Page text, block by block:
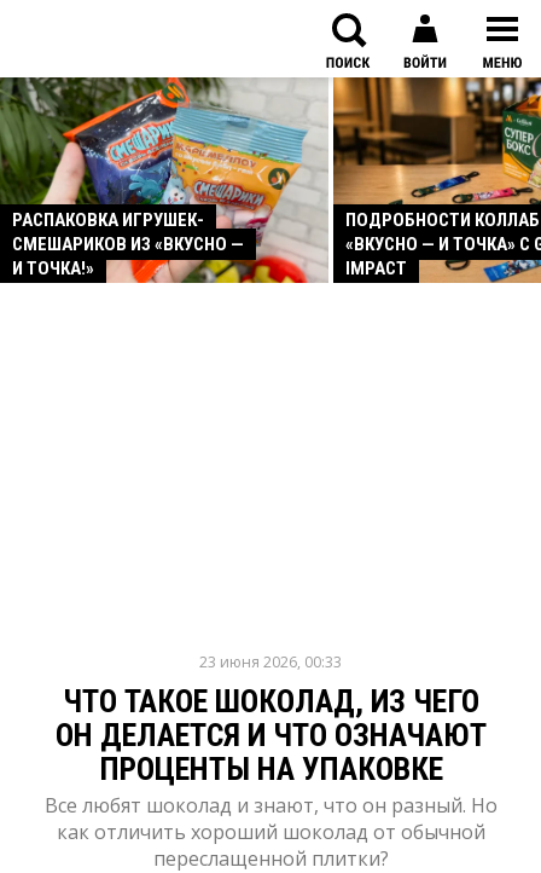
РАСПАКОВКА ИГРУШЕК-
СМЕШАРИКОВ ИЗ «ВКУСНО —
И ТОЧКА!»
ПОДРОБНОСТИ
«ВКУСНО — И ТОЧКА» С
IMPACT
23 июня 2026, 00:33
ЧТО ТАКОЕ ШОКОЛАД, ИЗ ЧЕГО
ОН ДЕЛАЕТСЯ И ЧТО ОЗНАЧАЮТ
ПРОЦЕНТЫ НА УПАКОВКЕ
Все любят шоколад и знают, что он разный. Но
как отличить хороший шоколад от обычной
переслащенной плитки?